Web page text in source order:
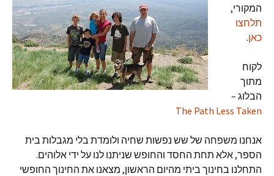
המקורי,
תלחצו
כאן.
לקוח
מתוך
הבלוג –
The Path Less Taken
אנחנו משפחה של שש נפשות שחיה ולומדת בלי מגבלות בית
הספר, אלא תחת החסד והחופש שניתנו לנו על ידי אלוהים.
התחלנו בחינוך ביתי מהיום הראשון, מצאנו את החינוך החופשי